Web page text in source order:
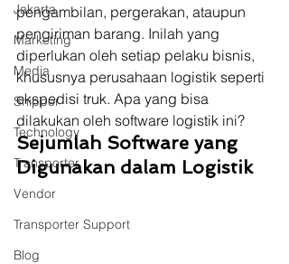
Jakarta
Marketing
Media
Shipper
Technology
Transporter
Vendor
Transporter Support
Blog
pengambilan, pergerakan, ataupun
pengiriman barang. Inilah yang
diperlukan oleh setiap pelaku bisnis,
khususnya perusahaan logistik seperti
ekspedisi truk. Apa yang bisa
dilakukan oleh software logistik ini?
Sejumlah Software yang
Digunakan dalam Logistik